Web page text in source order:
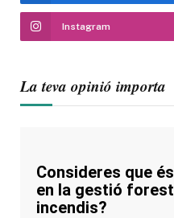
Instagram
La teva opinió importa
Consideres que
en la gestió
incendis?